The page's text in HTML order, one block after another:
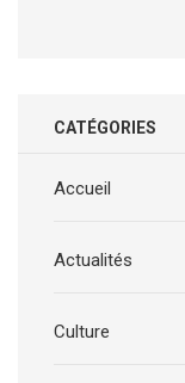
CATÉGORIES
Accueil
Actualités
Culture